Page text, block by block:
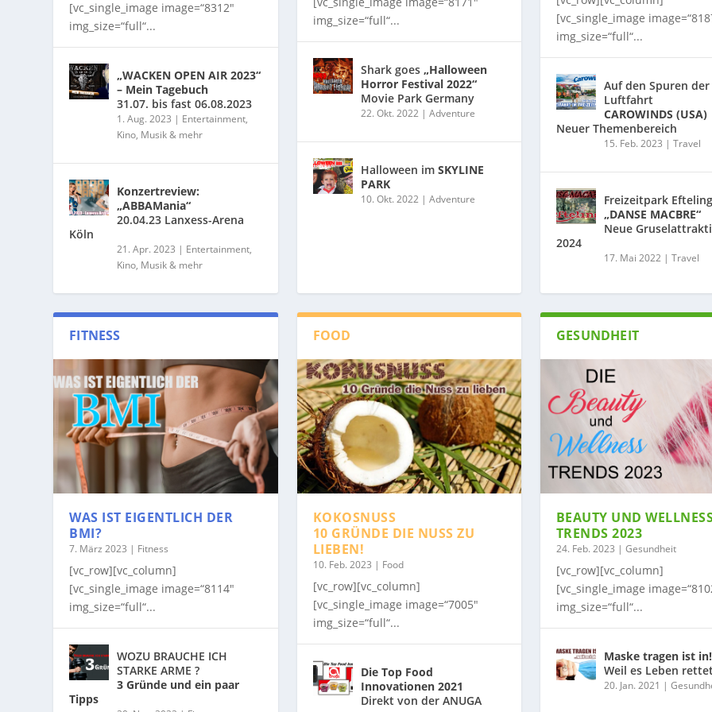
[vc_single_image image=“8312″
img_size=“full“...
„WACKEN OPEN AIR 2023“
– Mein Tagebuch
31.07. bis fast 06.08.2023
1. Aug. 2023 | Entertainment,
Kino, Musik & mehr
Konzertreview:
„ABBAMania“
20.04.23 Lanxess-Arena
Köln
21. Apr. 2023 | Entertainment,
Kino, Musik & mehr
img_size=“full“...
Shark goes „Halloween
Horror Festival 2022“
Movie Park Germany
22. Okt. 2022| Adventure
Halloween im SKYLINE
PARK
10. Okt. 2022| Adventure
[vc_single_image
img_size=“full“...
Auf den Spuren der
Luftfahrt
CAROWINDS (USA)
Neuer Themenbereich
15. Feb. 2023 | Travel
Freizeitpark Efteling
„DANSE MACBRE“
Neue
2024
17. Mai 2022| Travel
FITNESS
WAS IST EIGENTLICH DER
BMI?
7. März 2023 | Fitness
[vc_row][vc_column]
[vc_single_image image=“8114″
img_size=“full“...
WOZU BRAUCHE ICH
STARKE ARME ?
3 Gründe und ein paar
Tipps
FOOD
KOKOSNUSS
10 GRÜNDE DIE NUSS ZU
LIEBEN!
10. Feb. 2023 | Food
[vc_row][vc_column]
[vc_single_image image=“7005″
img_size=“full“...
Die Top Food
Innovationen 2021
Direkt von der ANUGA
GESUNDHEIT
BEAUTY UND
TRENDS 2023
24. Feb. 2023 | Gesundheit
[vc_row][vc_column]
[vc_single_image
img_size=“full“...
Maske tragen ist in!
Weil es Leben
20. Jan. 2021 |